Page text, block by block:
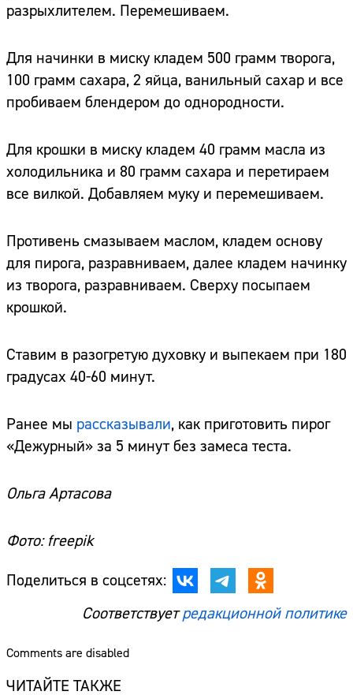
разрыхлителем. Перемешиваем.
Для начинки в миску кладем 500 грамм творога,
100 грамм сахара, 2 яйца, ванильный сахар и все
пробиваем блендером до однородности.
Для крошки в миску кладем 40 грамм масла из
холодильника и 80 грамм сахара и перетираем
все вилкой. Добавляем муку и перемешиваем.
Противень смазываем маслом, кладем основу
для пирога, разравниваем, далее кладем начинку
из творога, разравниваем. Сверху посыпаем
крошкой.
Ставим в разогретую духовку и выпекаем при 180
градусах 40-60 минут.
Ранее мы рассказывали, как приготовить пирог
«Дежурный» за 5 минут без замеса теста.
Ольга Артасова
Фото: freepik
Поделиться в соцсетях:
Соответствуетредакционной политике
Comments are disabled
ЧИТАЙТЕ ТАКЖЕ